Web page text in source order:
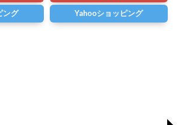
ング Yahooショッピング